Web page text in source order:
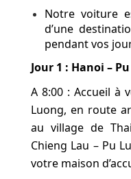
Notre voiture
d’une
pendant vos
Jour 1 : Hanoi –
A 8:00 : Accueil à
Luong, en route
au village de
Chieng Lau – Pu
votre maison